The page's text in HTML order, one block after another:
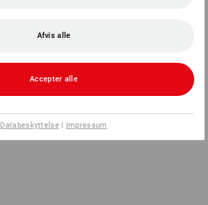
Afvis alle
Accepter alle
Databeskyttelse| Impressum